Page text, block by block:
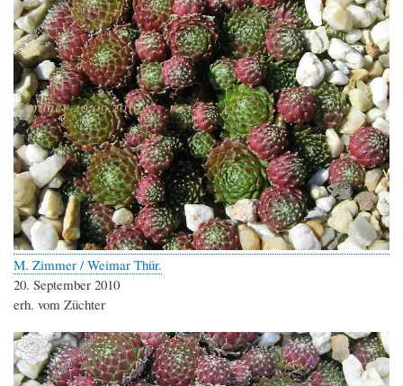
M. Zimmer / Weimar Thür.
20. September 2010
erh. vom Züchter